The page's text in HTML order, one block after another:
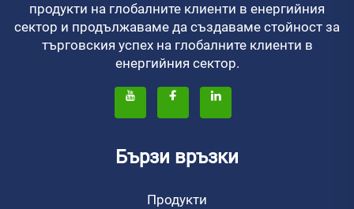
продукти на глобалните клиенти в енергийния
сектор и продължаваме да създаваме стойност за
търговския успех на глобалните клиенти в
енергийния сектор.
Бързи връзки
Продукти